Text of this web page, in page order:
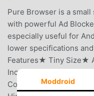
Pure Browser is a
with powerful Ad
especially useful for
lower specifications
Features★ Tiny Size★
Incognito Browsing &
Code Scaner★ Offline
Moddroid